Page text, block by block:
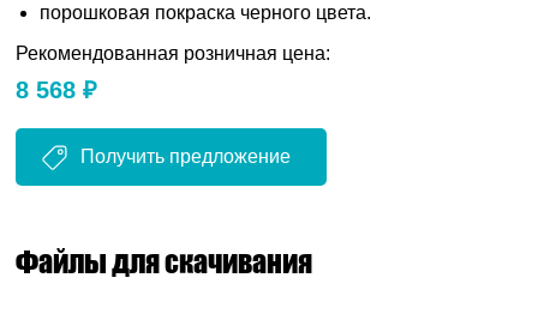
порошковая покраска черного цвета.
Рекомендованная розничная цена:
8 568 ₽
Получить предложение
Файлы для скачивания